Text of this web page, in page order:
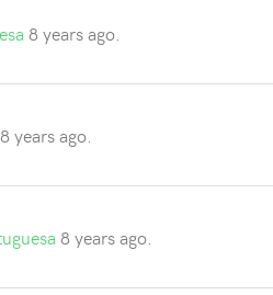
8 years ago.
8 years ago.
8 years ago.